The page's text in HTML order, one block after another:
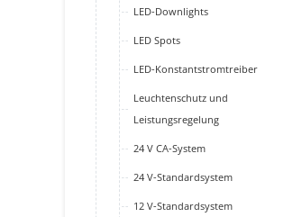
LED-Downlights
LED Spots
LED-Konstantstromtreiber
Leuchtenschutz und
Leistungsregelung
24 V CA-System
24 V-Standardsystem
12 V-Standardsystem